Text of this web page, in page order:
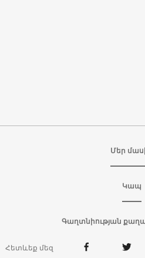
Մեր
Կապ
Գաղտնիության
Հետևեք մեզ